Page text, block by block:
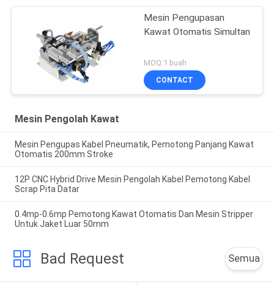
Mesin Pengupasan
Kawat Otomatis Simultan
MOQ:1 buah
CONTACT
Mesin Pengolah Kawat
Mesin Pengupas Kabel Pneumatik, Pemotong Panjang Kawat
Otomatis 200mm Stroke
12P CNC Hybrid Drive Mesin Pengolah Kabel Pemotong Kabel
Scrap Pita Datar
0.4mp-0.6mp Pemotong Kawat Otomatis Dan Mesin Stripper
Untuk Jaket Luar 50mm
Bad Request Semua